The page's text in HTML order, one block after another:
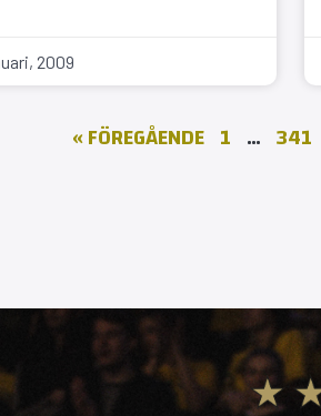
2009
« FÖREGÅENDE 1 … 341